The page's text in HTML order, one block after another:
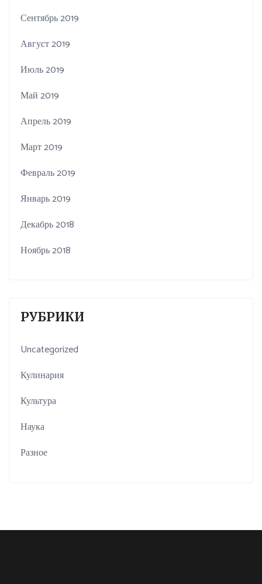
Сентябрь 2019
Август 2019
Июль 2019
Май 2019
Апрель 2019
Март 2019
Февраль 2019
Январь 2019
Декабрь 2018
Ноябрь 2018
РУБРИКИ
Uncategorized
Кулинария
Культура
Наука
Разное